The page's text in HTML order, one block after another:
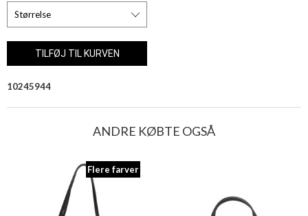
10245944
ANDRE KØBTE OGSÅ
Flere farver